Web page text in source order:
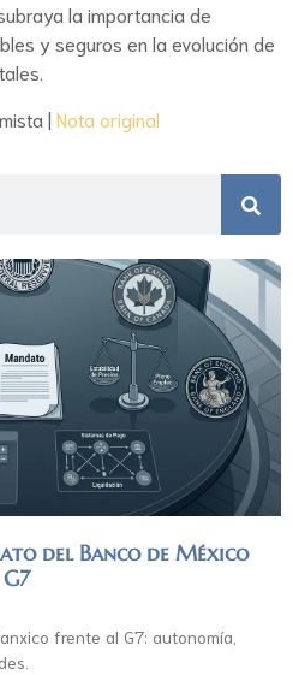
la importancia de
y seguros en la evolución de
| Nota original
del Banco de México
frente al G7: autonomía,